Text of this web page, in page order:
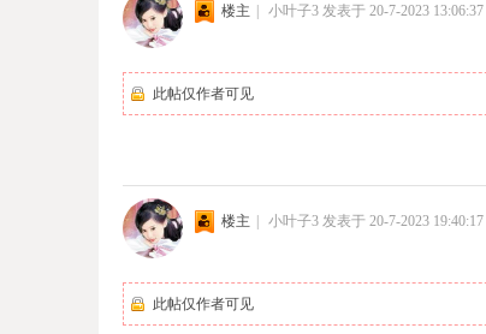
楼主 | 小叶子3 发表于 20-7-2023 13:06:37
此帖仅作者可见
楼主 | 小叶子3 发表于 20-7-2023 19:40:17
此帖仅作者可见